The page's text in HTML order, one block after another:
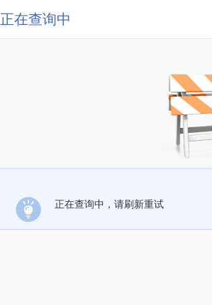
正在查询中
正在查询中，请刷新重试